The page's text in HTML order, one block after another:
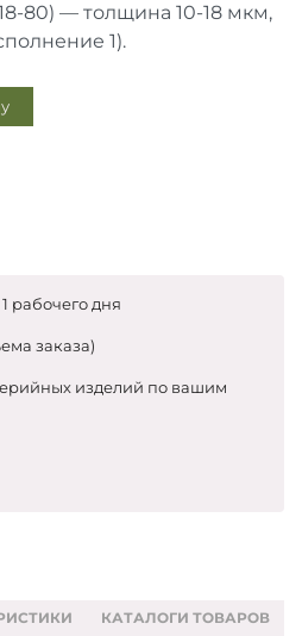
80) — толщина 10-18 мкм,
1).
рабочего дня
заказа)
изделий по вашим
КАТАЛОГИ ТОВАРОВ
цены